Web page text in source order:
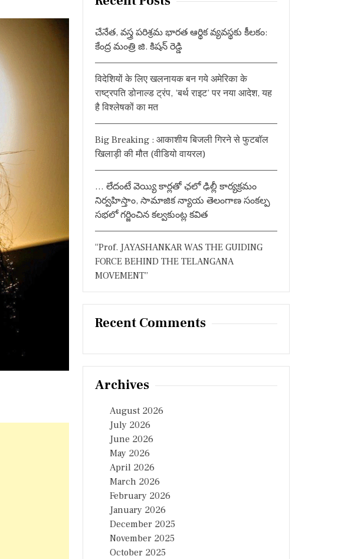
చేనేత, వస్త్ర పరిశ్రమ భారత ఆర్థిక వ్యవస్థకు కీలకం:
కేంద్ర మంత్రి జి. కిషన్ రెడ్డి
विदेशियों के लिए खलनायक बन गये अमेरिका के
राष्ट्रपति डोनाल्ड ट्रंप, ‘बर्थ राइट’ पर नया आदेश, यह
है विश्लेषकों का मत
Big Breaking : आकाशीय बिजली गिरने से फुटबॉल
खिलाड़ी की मौत (वीडियो वायरल)
… లేదంటే వెయ్యి కార్లతో ఛలో ఢిల్లీ కార్యక్రమం
నిర్వహిస్తాం, సామాజిక న్యాయ తెలంగాణ సంకల్ప
సభలో గర్జించిన కల్వకుంట్ల కవిత
“Prof. JAYASHANKAR WAS THE GUIDING
FORCE BEHIND THE TELANGANA
MOVEMENT”
Recent Comments
Archives
August 2026
July 2026
June 2026
May 2026
April 2026
March 2026
February 2026
January 2026
December 2025
November 2025
October 2025